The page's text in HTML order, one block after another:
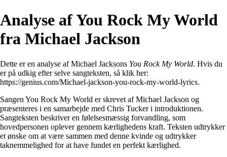
Analyse af You Rock My World
fra Michael Jackson
Dette er en analyse af Michael Jacksons You Rock My World. Hvis du
er på udkig efter selve sangteksten, så klik her:
https://genius.com/Michael-jackson-you-rock-my-world-lyrics.
Sangen You Rock My World er skrevet af Michael Jackson og
præsenteres i en samarbejde med Chris Tucker i introduktionen.
Sangteksten beskriver en følelsesmæssig forvandling, som
hovedpersonen oplever gennem kærlighedens kraft. Teksten udtrykker
et ønske om at være sammen med denne kvinde og udtrykker
taknemmelighed for at have fundet en perfekt kærlighed.